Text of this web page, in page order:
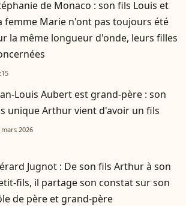
de Monaco : son fils Louis et
femme Marie n'ont pas toujours été
la même longueur d'onde, leurs filles
Louis Aubert est grand-père : son
unique Arthur vient d'avoir un fils
mars 2026
Jugnot : De son fils Arthur à son
fils, il partage son constat sur son
de père et grand-père